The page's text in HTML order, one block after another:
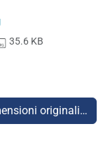
35.6 KB
originali…